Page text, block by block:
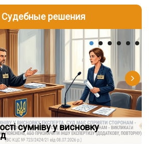
Судебные решения
сумніву у висновку